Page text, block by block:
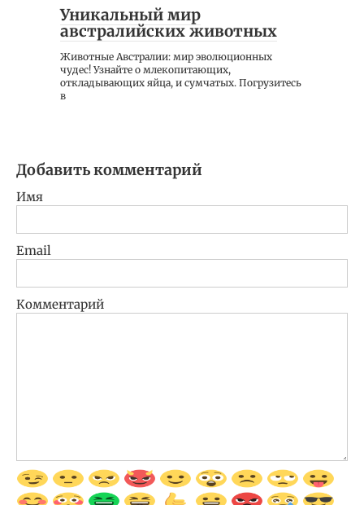
Уникальный мир
австралийских животных
Животные Австралии: мир эволюционных
чудес! Узнайте о млекопитающих,
откладывающих яйца, и сумчатых. Погрузитесь
в
Добавить комментарий
Имя
Email
Комментарий